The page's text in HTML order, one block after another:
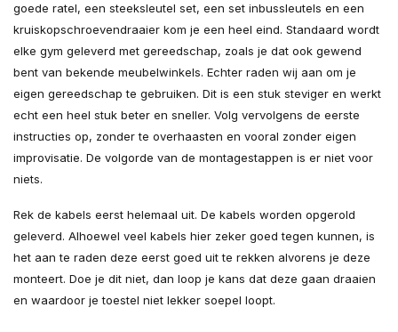
goede ratel, een steeksleutel set, een set inbussleutels en een
kruiskopschroevendraaier kom je een heel eind. Standaard wordt
elke gym geleverd met gereedschap, zoals je dat ook gewend
bent van bekende meubelwinkels. Echter raden wij aan om je
eigen gereedschap te gebruiken. Dit is een stuk steviger en werkt
echt een heel stuk beter en sneller. Volg vervolgens de eerste
instructies op, zonder te overhaasten en vooral zonder eigen
improvisatie. De volgorde van de montagestappen is er niet voor
niets.
Rek de kabels eerst helemaal uit. De kabels worden opgerold
geleverd. Alhoewel veel kabels hier zeker goed tegen kunnen, is
het aan te raden deze eerst goed uit te rekken alvorens je deze
monteert. Doe je dit niet, dan loop je kans dat deze gaan draaien
en waardoor je toestel niet lekker soepel loopt.